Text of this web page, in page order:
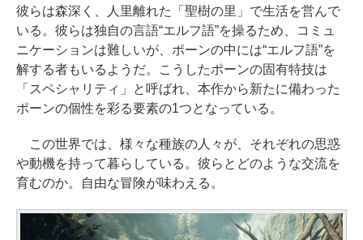
彼らは森深く、人里離れた「聖樹の里」で生活を営んで
いる。彼らは独自の言語“エルフ語”を操るため、コミュ
ニケーションは難しいが、ポーンの中には“エルフ語”を
解する者もいるようだ。こうしたポーンの固有特技は
「スペシャリティ」と呼ばれ、本作から新たに備わった
ポーンの個性を彩る要素の1つとなっている。
この世界では、様々な種族の人々が、それぞれの思惑
や動機を持って暮らしている。彼らとどのような交流を
育むのか。自由な冒険が味わえる。